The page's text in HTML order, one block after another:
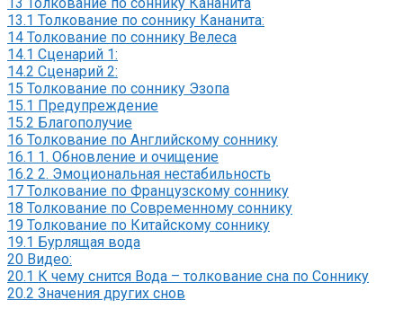
13.1 Толкование по соннику Кананита:
14 Толкование по соннику Велеса
14.1 Сценарий 1:
14.2 Сценарий 2:
15 Толкование по соннику Эзопа
15.1 Предупреждение
15.2 Благополучие
16 Толкование по Английскому соннику
16.1 1. Обновление и очищение
16.2 2. Эмоциональная нестабильность
17 Толкование по Французскому соннику
18 Толкование по Современному соннику
19 Толкование по Китайскому соннику
19.1 Бурлящая вода
20 Видео:
20.1 К чему снится Вода – толкование сна по Соннику
20.2 Значения других снов